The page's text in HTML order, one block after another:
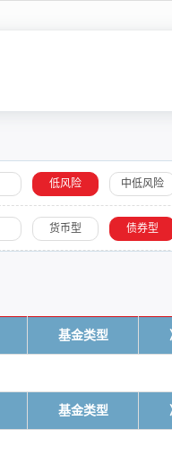
低风险 中低风险
货币型 债券型
基金类型
基金类型